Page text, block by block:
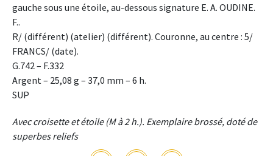
gauche sous une étoile, au-dessous signature E. A. OUDINE.
F..
R/ (différent) (atelier) (différent). Couronne, au centre : 5/
FRANCS/ (date).
G.742 – F.332
Argent – 25,08 g – 37,0 mm – 6 h.
SUP
Avec croisette et étoile (M à 2 h.). Exemplaire brossé, doté de
superbes reliefs